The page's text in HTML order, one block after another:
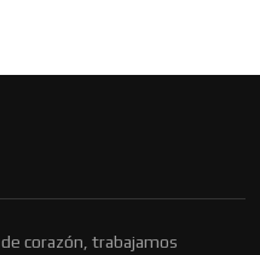
corazón, trabajamos